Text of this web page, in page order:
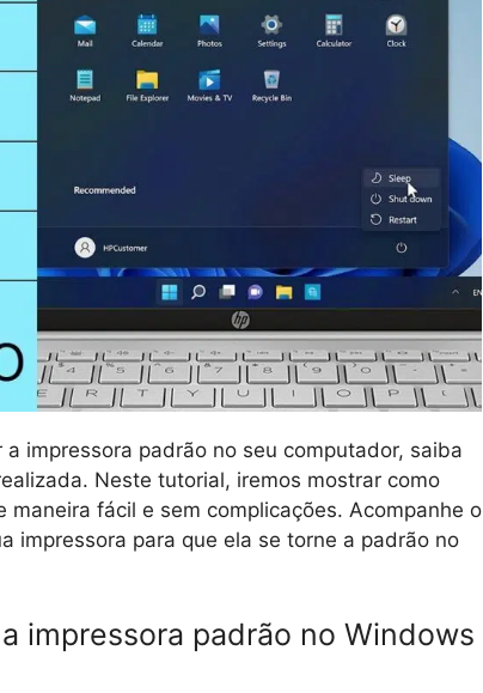
impressora padrão no seu computador, saiba
Neste tutorial, iremos mostrar como
fácil e sem complicações. Acompanhe o
impressora para que ela se torne a padrão no
impressora padrão no Windows